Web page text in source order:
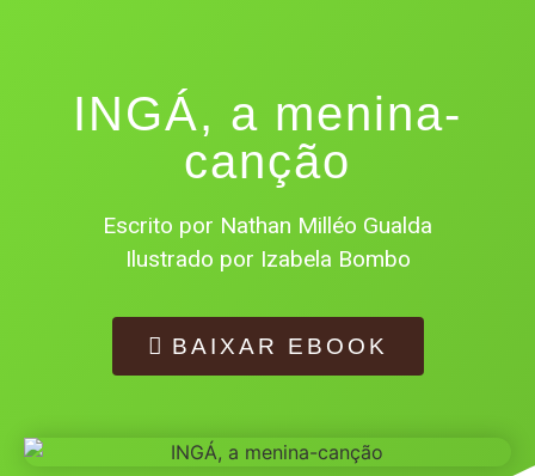
INGÁ, a menina-
canção
Escrito por Nathan Milléo Gualda
Ilustrado por Izabela Bombo
BAIXAR EBOOK